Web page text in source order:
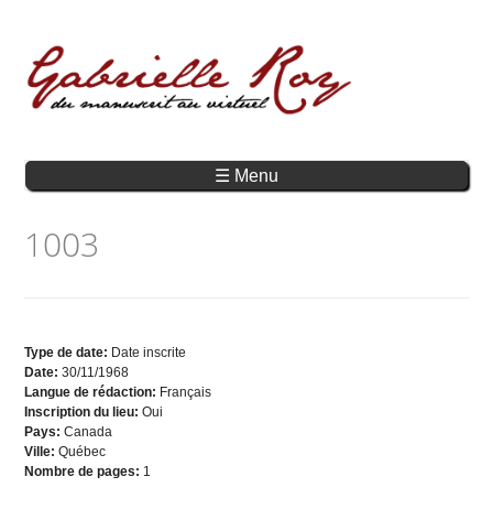
☰ Menu
1003
Type de date: Date inscrite
Date:30/11/1968
Langue de rédaction: Français
Inscription du lieu:Oui
Pays:Canada
Ville:Québec
Nombre de pages: 1